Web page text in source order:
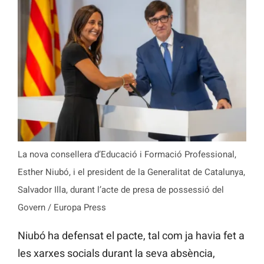
La nova consellera d’Educació i Formació Professional,
Esther Niubó, i el president de la Generalitat de Catalunya,
Salvador Illa, durant l’acte de presa de possessió del
Govern / Europa Press
Niubó ha defensat el pacte, tal com ja havia fet a
les xarxes socials durant la seva absència,